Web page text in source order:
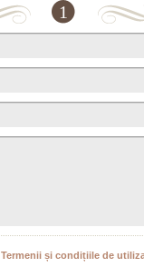
1
Termenii și condițiile de